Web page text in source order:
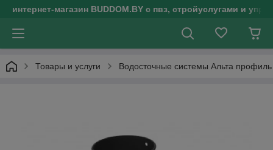
интернет-магазин BUDDOM.BY с пвз, стройуслугами и
Товары и услуги Водосточные системы Альта профиль